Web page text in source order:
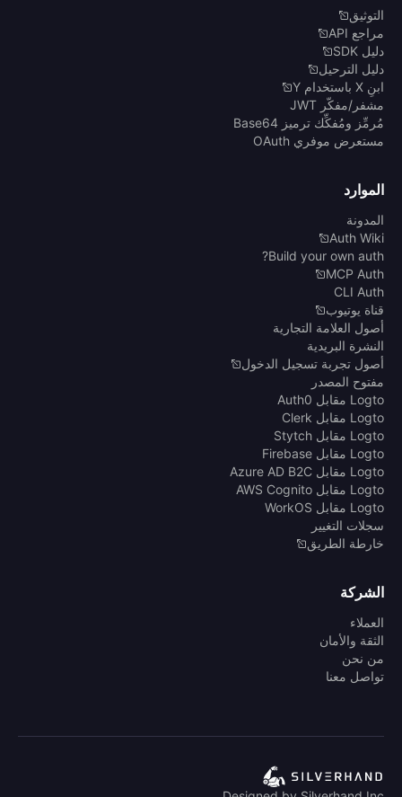
التوثيق
مراجع API
دليل SDK
دليل الترحيل
ابنِ X باستخدام Y
مشفر/مفكّر JWT
مُرمِّز ومُفكِّك ترميز Base64
مستعرض موفري OAuth
الموارد
المدونة
Auth Wiki
Build your own auth?
MCP Auth
CLI Auth
قناة يوتيوب
أصول العلامة التجارية
النشرة البريدية
أصول تجربة تسجيل الدخول
مفتوح المصدر
Logto مقابل Auth0
Logto مقابل Clerk
Logto مقابل Stytch
Logto مقابل Firebase
Logto مقابل Azure AD B2C
Logto مقابل AWS Cognito
Logto مقابل WorkOS
سجلات التغيير
خارطة الطريق
الشركة
العملاء
الثقة والأمان
من نحن
تواصل معنا